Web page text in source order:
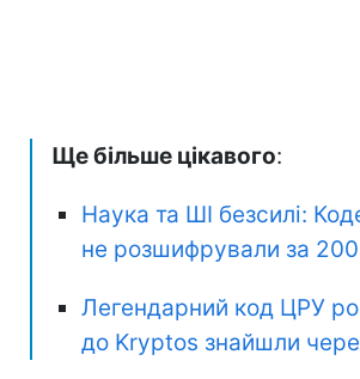
Ще більше цікавого:
Наука та ШІ безсилі:
не розшифрували за 200
Легендарний код ЦРУ
до Kryptos знайшли